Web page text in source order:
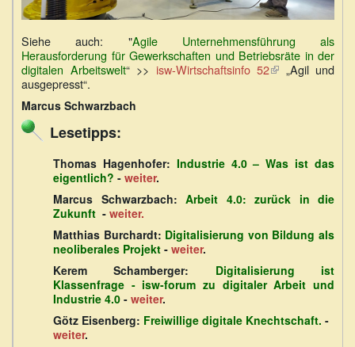
Siehe auch: "Agile Unternehmensführung als
Herausforderung für Gewerkschaften und Betriebsräte in der
digitalen Arbeitswelt“ >> isw-Wirtschaftsinfo 52(Link„Agil und
ausgepresst“.
Marcus Schwarzbach
Lesetipps:
Thomas Hagenhofer: Industrie 4.0 – Was ist das
eigentlich? - weiter.
Marcus Schwarzbach: Arbeit 4.0: zurück in die
Zukunft - weiter.
Matthias Burchardt: Digitalisierung von Bildung als
neoliberales Projekt - weiter.
Kerem Schamberger:
Digitalisierung ist
Klassenfrage - isw-forum zu digitaler Arbeit und
Industrie 4.0 - weiter.
Götz Eisenberg: Freiwillige digitale Knechtschaft. -
weiter.